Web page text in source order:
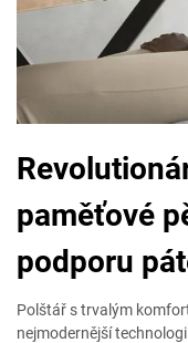
paměťové
podporu
Polštář s trvalým
nejmodernější